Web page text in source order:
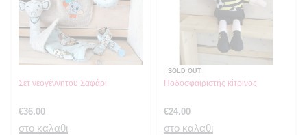
Σετ νεογέννητου Σαφάρι
€36.00
στο καλαθι
SOLD OUT
Ποδοσφαιριστής κίτρινος
€24.00
στο καλαθι